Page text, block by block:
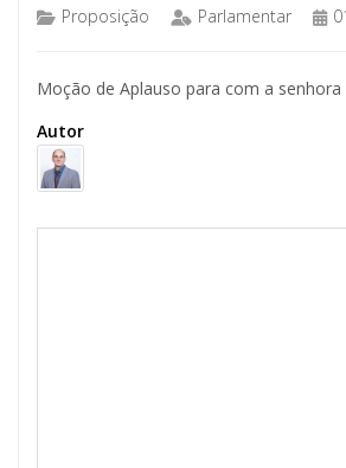
Proposição Parlamentar
Moção de Aplauso para com a
Autor